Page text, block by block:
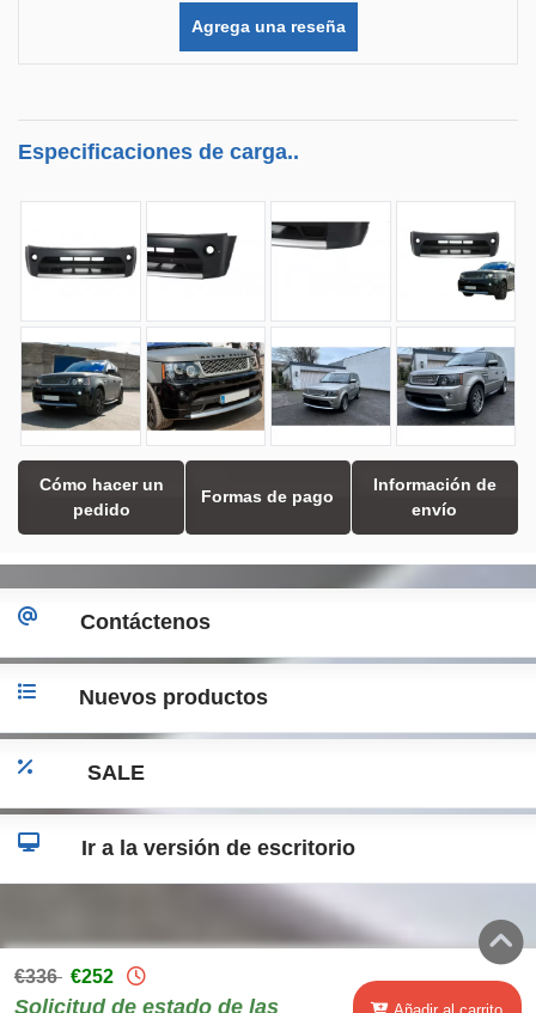
Agrega una reseña
Especificaciones de carga..
Cómo hacer un
pedido
Formas de pago
Información de
envío
€336 €252
Solicitud de estado de las Añadir al carrito
Contáctenos
Nuevos productos
SALE
Ir a la versión de escritorio